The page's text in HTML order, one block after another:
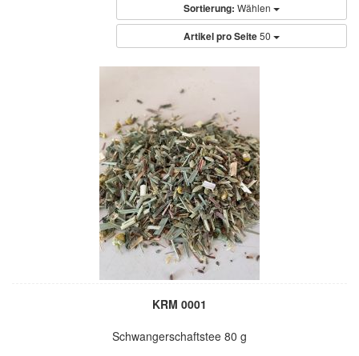
Sortierung: Wählen
Artikel pro Seite50
KRM 0001
Schwangerschaftstee 80 g